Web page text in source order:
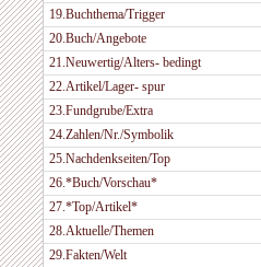
19.Buchthema/Trigger
20.Buch/Angebote
21.Neuwertig/Alters- bedingt
22.Artikel/Lager- spur
23.Fundgrube/Extra
24.Zahlen/Nr./Symbolik
25.Nachdenkseiten/Top
26.*Buch/Vorschau*
27.*Top/Artikel*
28.Aktuelle/Themen
29.Fakten/Welt